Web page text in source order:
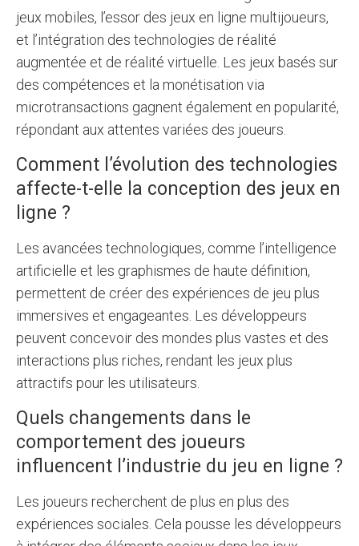
jeux mobiles, l’essor des jeux en ligne multijoueurs,
et l’intégration des technologies de réalité
augmentée et de réalité virtuelle. Les jeux basés sur
des compétences et la monétisation via
microtransactions gagnent également en popularité,
répondant aux attentes variées des joueurs.
Comment l’évolution des technologies
affecte-t-elle la conception des jeux en
ligne ?
Les avancées technologiques, comme l’intelligence
artificielle et les graphismes de haute définition,
permettent de créer des expériences de jeu plus
immersives et engageantes. Les développeurs
peuvent concevoir des mondes plus vastes et des
interactions plus riches, rendant les jeux plus
attractifs pour les utilisateurs.
Quels changements dans le
comportement des joueurs
influencent l’industrie du jeu en ligne ?
Les joueurs recherchent de plus en plus des
expériences sociales. Cela pousse les développeurs